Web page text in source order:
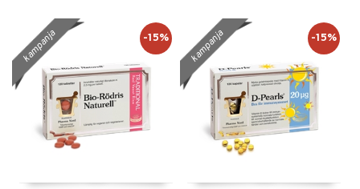
kampanja -15% kampanja -15%